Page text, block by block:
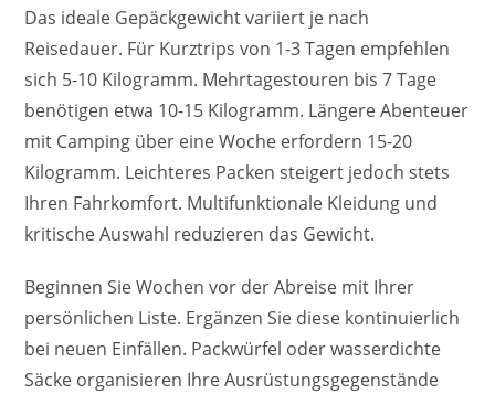
Das ideale Gepäckgewicht variiert je nach
Reisedauer. Für Kurztrips von 1-3 Tagen empfehlen
sich 5-10 Kilogramm. Mehrtagestouren bis 7 Tage
benötigen etwa 10-15 Kilogramm. Längere Abenteuer
mit Camping über eine Woche erfordern 15-20
Kilogramm. Leichteres Packen steigert jedoch stets
Ihren Fahrkomfort. Multifunktionale Kleidung und
kritische Auswahl reduzieren das Gewicht.
Beginnen Sie Wochen vor der Abreise mit Ihrer
persönlichen Liste. Ergänzen Sie diese kontinuierlich
bei neuen Einfällen. Packwürfel oder wasserdichte
Säcke organisieren Ihre Ausrüstungsgegenstände